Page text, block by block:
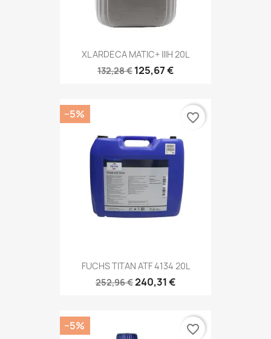
XL ARDECA MATIC+ IIIH 20L
132,28 € 125,67 €
FUCHS TITAN ATF 4134 20L
252,96 €240,31 €
−5% favorite_border
−5% favorite_border